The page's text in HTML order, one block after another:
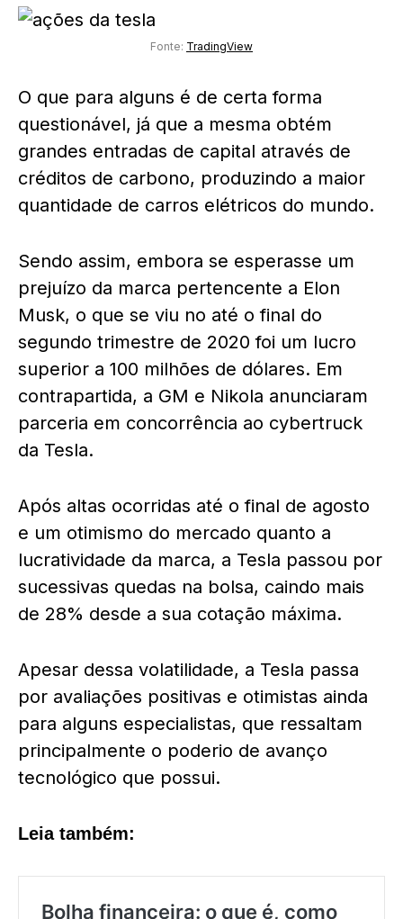
Fonte: TradingView
O que para alguns é de certa forma
questionável, já que a mesma obtém
grandes entradas de capital através de
créditos de carbono, produzindo a maior
quantidade de carros elétricos do mundo.
Sendo assim, embora se esperasse um
prejuízo da marca pertencente a Elon
Musk, o que se viu no até o final do
segundo trimestre de 2020 foi um lucro
superior a 100 milhões de dólares. Em
contrapartida, a GM e Nikola anunciaram
parceria em concorrência ao cybertruck
da Tesla.
Após altas ocorridas até o final de agosto
e um otimismo do mercado quanto a
lucratividade da marca, a Tesla passou por
sucessivas quedas na bolsa, caindo mais
de 28% desde a sua cotação máxima.
Apesar dessa volatilidade, a Tesla passa
por avaliações positivas e otimistas ainda
para alguns especialistas, que ressaltam
principalmente o poderio de avanço
tecnológico que possui.
Leia também: